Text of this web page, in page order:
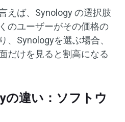
えば、Synology の選択肢
のユーザーがその価格の
、Synologyを選ぶ場合、
だけを見ると割高になる
の違い：ソフトウ